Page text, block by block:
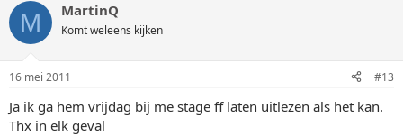
M MartinQ
Komt weleens kijken
16 mei 2011 #13
Ja ik ga hem vrijdag bij me stage ff laten uitlezen als het kan.
Thx in elk geval